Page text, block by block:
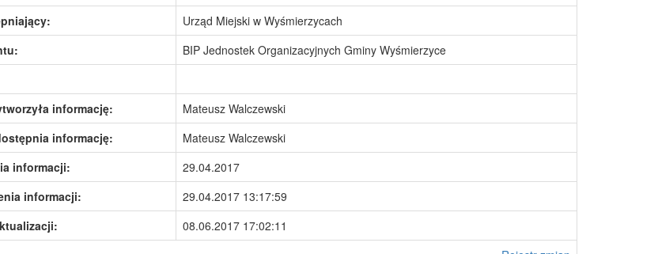
Urząd Miejski w Wyśmierzycach
BIP Jednostek Organizacyjnych Gminy Wyśmierzyce
informację:
Mateusz Walczewski
informację:
Mateusz Walczewski
informacji:
29.04.2017
informacji:
29.04.2017 13:17:59
08.06.2017 17:02:11